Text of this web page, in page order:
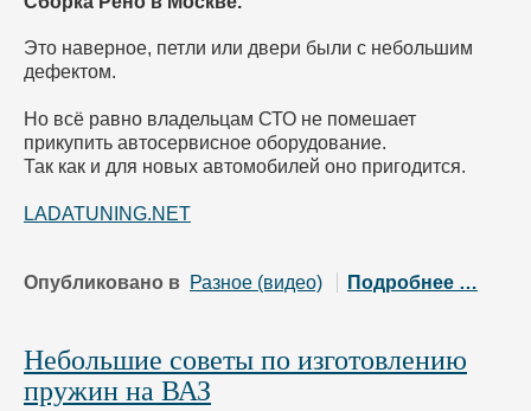
Это наверное, петли или двери были с небольшим
дефектом.
Но всё равно владельцам СТО не помешает
прикупить автосервисное оборудование.
Так как и для новых автомобилей оно пригодится.
LADATUNING.NET
Опубликовано в Разное (видео) Подробнее …
Небольшие советы по изготовлению
пружин на ВАЗ